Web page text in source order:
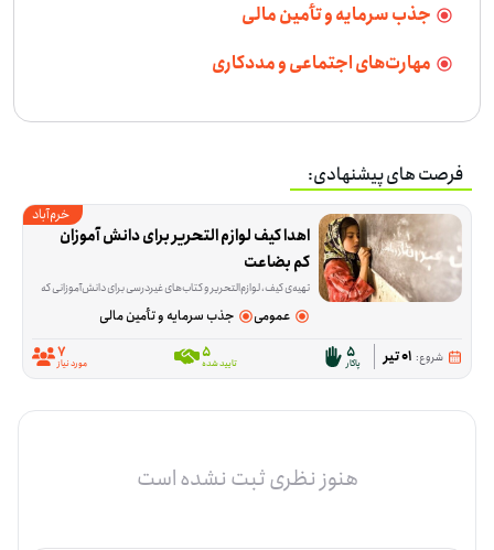
جذب سرمایه و تأمین مالی
مهارت‌های اجتماعی و مددکاری
فرصت های پیشنهادی:
خرم‌آباد
کم بضاعت
تهیه‌ی کیف، لوازم‌التحریر و کتاب‌های غیردرسی برای دانش‌آموزانی که در شروع سال تحصیلی یا در مسیر درس‌خواندن با کمبود روبه‌رو هستند، موضوع اصلی این فرصت است.
عمومی جذب سرمایه و تأمین مالی
شروع: 01 تیر 5
پاکار 5
تایید شده 7
مورد نیاز
هنوز نظری ثبت نشده است